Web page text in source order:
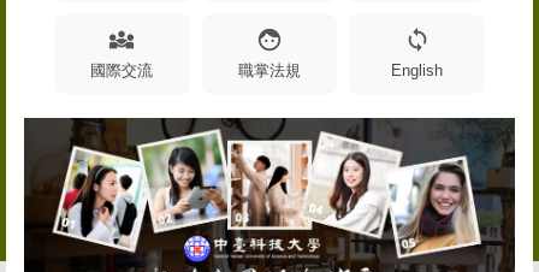
diversity_3
國際交流
face
職掌法規
sync
English